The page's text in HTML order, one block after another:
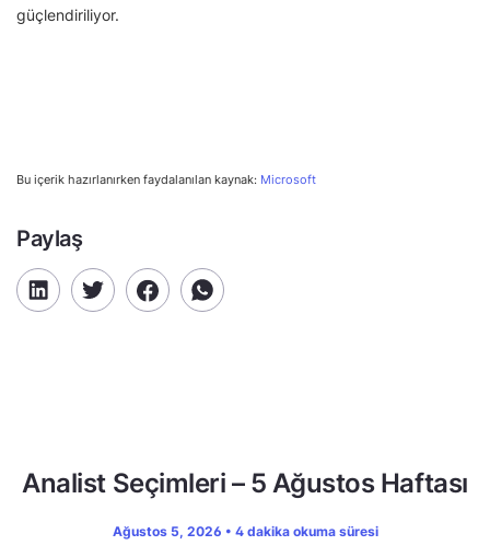
güçlendiriliyor.
Bu içerik hazırlanırken faydalanılan kaynak: Microsoft
Paylaş
Analist Seçimleri – 5 Ağustos Haftası
Ağustos 5, 2026 • 4 dakika okuma süresi